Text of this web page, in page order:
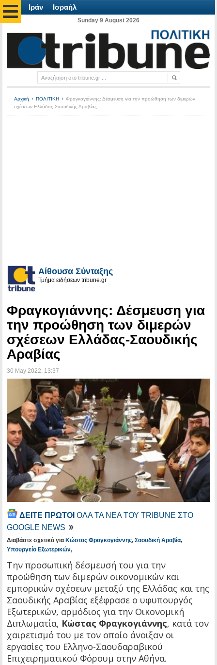
Ιράν Ισραήλ
Sunday 9 August 2026
Αρχική ΠΟΛΙΤΙΚΗ
Φραγκογιάννης: Δέσμευση για την προώθηση των διμερών
σχέσεων Ελλάδας-Σαουδικής Αραβίας
Αίθουσα Σύνταξης
Τμήμα ειδήσεων tribune.gr
Φραγκογιάννης: Δέσμευση για
την προώθηση των διμερών
σχέσεων Ελλάδας-Σαουδικής
Αραβίας
30 May 2022 , 13:37
ΔΕΙΤΕ ΠΡΩΤΟΙ ΟΛΑ ΤΑ ΝΕΑ ΤΟΥ TRIBUNE ΣΤΟ
GOOGLE NEWS
Διαβάστε σχετικά για Κώστας Φραγκογιάννης, Σαουδική Αραβία,
Υπουργείο Εξωτερικών,
Την προσωπική δέσμευσή του για την
προώθηση των διμερών οικονομικών και
εμπορικών σχέσεων μεταξύ της Ελλάδας και της
Σαουδικής Αραβίας εξέφρασε ο υφυπουργός
Εξωτερικών, αρμόδιος για την Οικονομική
Διπλωματία, Κώστας Φραγκογιάννης, κατά τον
χαιρετισμό του με τον οποίο άνοιξαν οι
εργασίες του Ελληνο-Σαουδαραβικού
Επιχειρηματικού Φόρουμ στην Αθήνα.